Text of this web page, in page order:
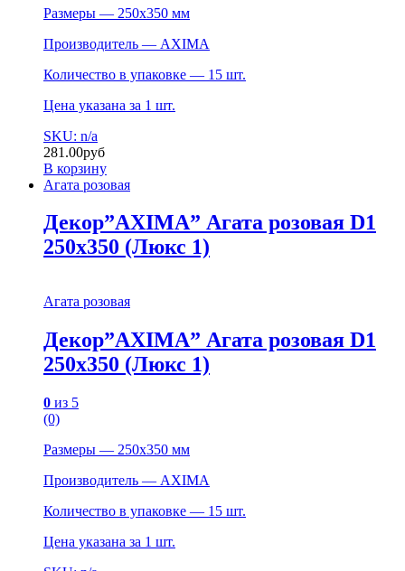
Размеры — 250х350 мм
Производитель — AXIMA
Количество в упаковке — 15 шт.
Цена указана за 1 шт.
SKU: n/a
281.00руб
В корзину
Агата розовая
Декор”AXIMA” Агата розовая D1
250х350 (Люкс 1)
Агата розовая
Декор”AXIMA” Агата розовая D1
250х350 (Люкс 1)
0 из 5
(0)
Размеры — 250х350 мм
Производитель — AXIMA
Количество в упаковке — 15 шт.
Цена указана за 1 шт.